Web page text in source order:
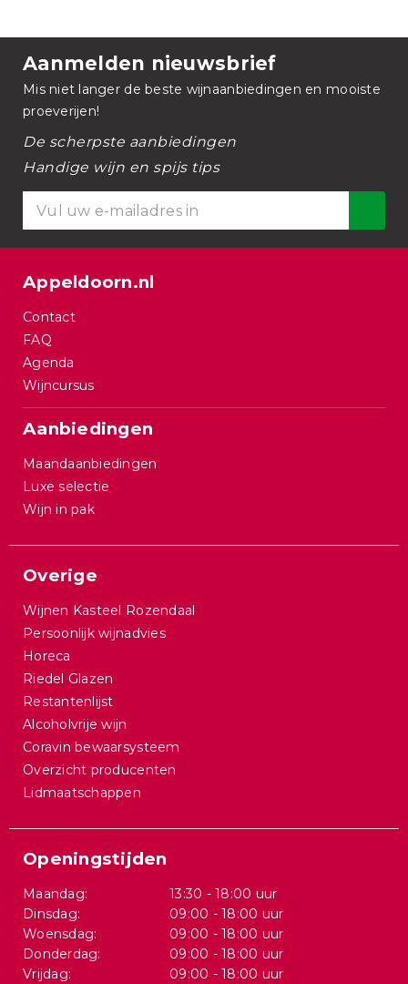
Aanmelden nieuwsbrief
Mis niet langer de beste wijnaanbiedingen en mooiste
proeverijen!
De scherpste aanbiedingen
Handige wijn en spijs tips
Appeldoorn.nl
Contact
FAQ
Agenda
Wijncursus
Aanbiedingen
Maandaanbiedingen
Luxe selectie
Wijn in pak
Overige
Wijnen Kasteel Rozendaal
Persoonlijk wijnadvies
Horeca
Riedel Glazen
Restantenlijst
Alcoholvrije wijn
Coravin bewaarsysteem
Overzicht producenten
Lidmaatschappen
Openingstijden
Maandag:
13:30 - 18:00 uur
Dinsdag:
09:00 - 18:00 uur
Woensdag:
09:00 - 18:00 uur
Donderdag:
09:00 - 18:00 uur
Vrijdag:
09:00 - 18:00 uur